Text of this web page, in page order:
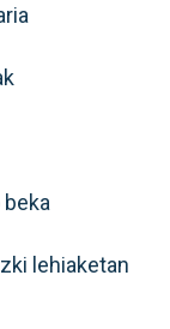
lehiaketan